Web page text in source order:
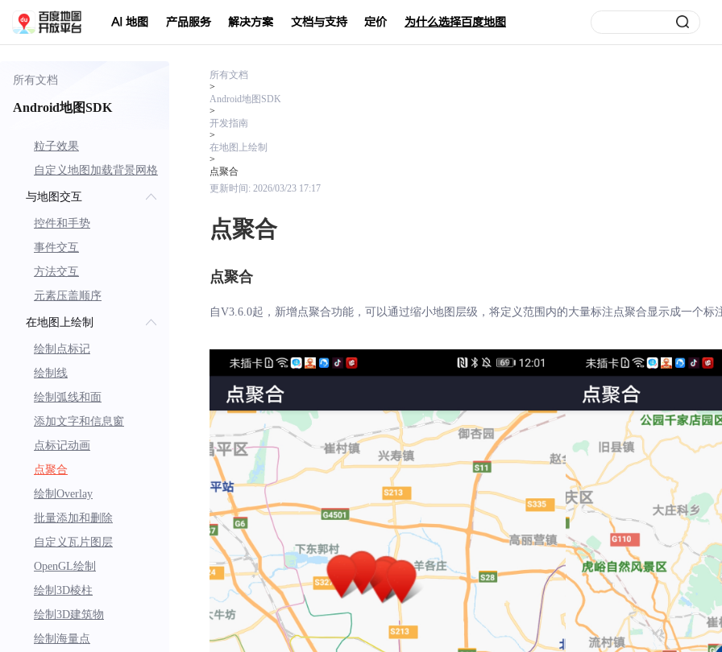
AI 地图 产品服务 解决方案 文档与支持 定价 为什么选择百度地图
所有文档
Android地图SDK
室内地图
个性化地图
离线地图
粒子效果
自定义地图加载背景网格
与地图交互
控件和手势
事件交互
方法交互
元素压盖顺序
在地图上绘制
绘制点标记
绘制线
绘制弧线和面
添加文字和信息窗
点标记动画
点聚合
绘制Overlay
批量添加和删除
自定义瓦片图层
OpenGL绘制
绘制3D棱柱
绘制3D建筑物
绘制海量点
所有文档
>
Android地图SDK
>
开发指南
>
在地图上绘制
>
点聚合
更新时间: 2026/03/23 17:17
点聚合
点聚合
自V3.6.0起，新增点聚合功能，可以通过缩小地图层级，将定义范围内的大量标注点聚合显示成一个标